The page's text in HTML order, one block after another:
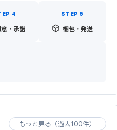
意・承諾 梱包・発送
もっと見る（過去100件）